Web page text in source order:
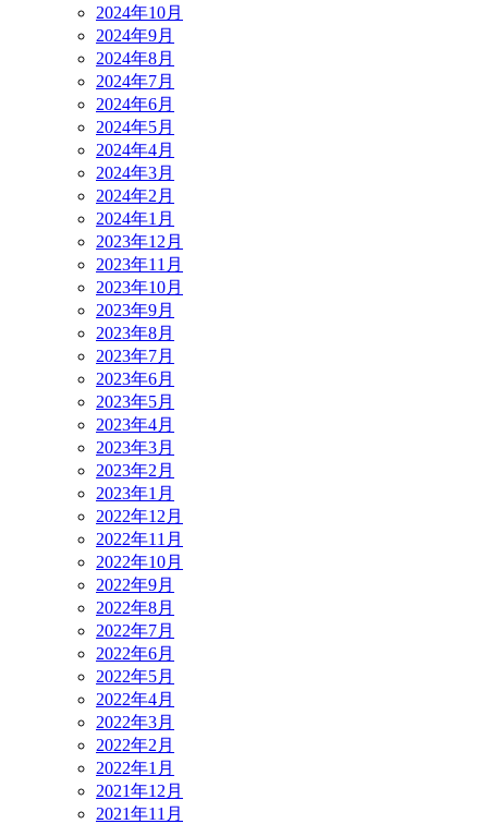
2024年10月
2024年9月
2024年8月
2024年7月
2024年6月
2024年5月
2024年4月
2024年3月
2024年2月
2024年1月
2023年12月
2023年11月
2023年10月
2023年9月
2023年8月
2023年7月
2023年6月
2023年5月
2023年4月
2023年3月
2023年2月
2023年1月
2022年12月
2022年11月
2022年10月
2022年9月
2022年8月
2022年7月
2022年6月
2022年5月
2022年4月
2022年3月
2022年2月
2022年1月
2021年12月
2021年11月